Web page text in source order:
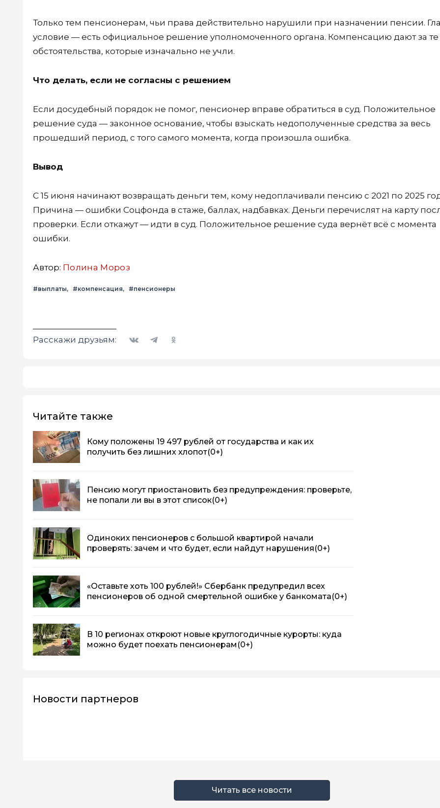
Только тем пенсионерам, чьи права действительно нарушили при назначении пенсии.
условие — есть официальное решение уполномоченного органа. Компенсацию дают за те
обстоятельства, которые изначально не учли.
Что делать, если не согласны с решением
Если досудебный порядок не помог, пенсионер вправе обратиться в суд. Положительное
решение суда — законное основание, чтобы взыскать недополученные средства за весь
прошедший период, с того самого момента, когда произошла ошибка.
Вывод
С 15 июня начинают возвращать деньги тем, кому недоплачивали пенсию с 2021 по 2025
Причина — ошибки Соцфонда в стаже, баллах, надбавках. Деньги перечислят на карту
проверки. Если откажут — идти в суд. Положительное решение суда вернёт всё с момента
ошибки.
Автор: Полина Мороз
#выплаты #компенсация #пенсионеры
Расскажи друзьям:
Читайте также
Кому положены 19 497 рублей от государства и как их
получить без лишних хлопот(0+)
Пенсию могут приостановить без предупреждения: проверьте,
не попали ли вы в этот список(0+)
Одиноких пенсионеров с большой квартирой начали
проверять: зачем и что будет, если найдут нарушения(0+)
«Оставьте хоть 100 рублей!» Сбербанк предупредил всех
пенсионеров об одной смертельной ошибке у банкомата(0+)
В 10 регионах откроют новые круглогодичные курорты: куда
можно будет поехать пенсионерам (0+)
Новости партнеров
Читать все новости